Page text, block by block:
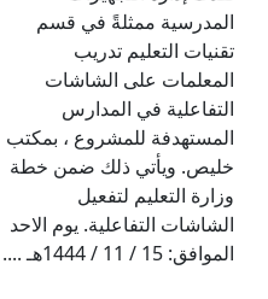
المدرسية ممثلةً في قسم
تقنيات التعليم تدريب
المعلمات على الشاشات
التفاعلية في المدارس
المستهدفة للمشروع ، بمكتب
خليص. ويأتي ذلك ضمن خطة
وزارة التعليم لتفعيل
الشاشات التفاعلية. يوم الاحد
الموافق: 15 / 11 / 1444هـ ....